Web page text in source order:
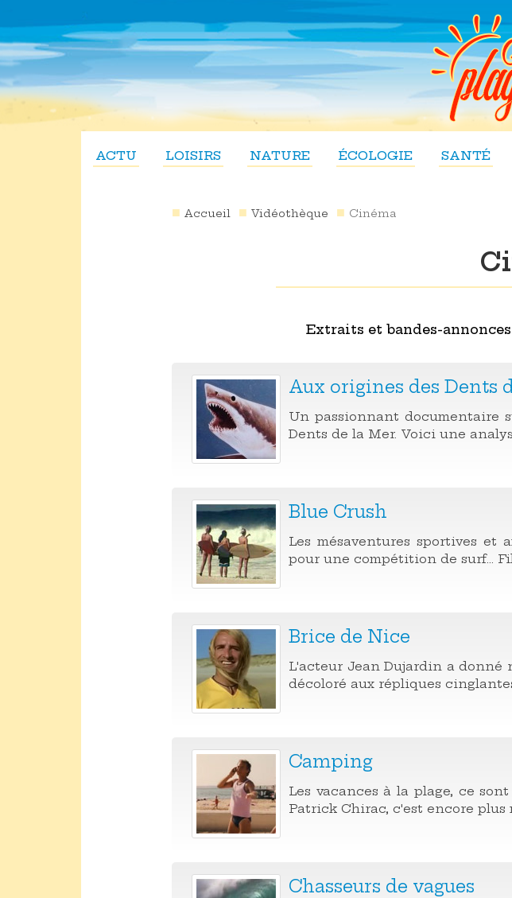
ACTU LOISIRS NATURE ÉCOLOGIE SANTÉ
Accueil Vidéothèque Cinéma
Extraits et bandes-
Aux origines des Dents
Un passionnant documentaire
Dents de la Mer. Voici une
Blue Crush
Les mésaventures sportives et
pour une compétition de surf...
Brice de Nice
L'acteur Jean Dujardin a donné
décoloré aux répliques
Camping
Les vacances à la plage, ce
Patrick Chirac, c'est encore plus
Chasseurs de vagues